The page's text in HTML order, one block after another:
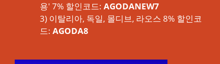
용' 7% 할인코드: AGODANEW7
3) 이탈리아, 독일, 몰디브, 라오스 8% 할인코
드: AGODA8